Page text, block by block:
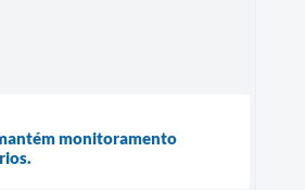
monitoramento